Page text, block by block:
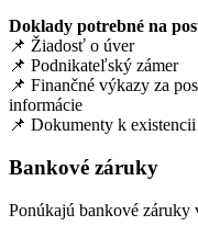
Doklady potrebné na
📌 Žiadosť o úver
📌 Podnikateľský zámer
📌 Finančné výkazy za
informácie
📌 Dokumenty k
Bankové záruky
Ponúkajú bankové